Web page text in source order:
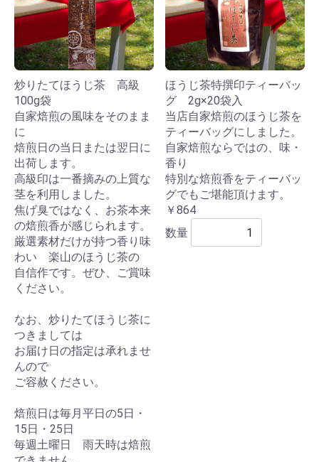
炒りたてほうじ茶 高級
100g袋
自家焙煎の風味をそのまま
に
焙煎日の当日または翌日に
出荷します。
高級印は一番摘みの上質な
茎を利用しました。
焦げ臭ではなく、お茶本来
の焙煎香が感じられます。
厳選素材だけが持つ香り味
わい 楽山のほうじ茶の
自信作です。ぜひ、ご賞味
ください。
なお、炒りたてほうじ茶に
つきましては
お届け日の指定は承れませ
んので
ご容赦ください。
焙煎日は毎月平日の5日・
15日・25日
毎週土曜日 雨天時は焙煎
ほうじ茶特撰印ティーバッ
グ 2g×20袋入
当店自家焙煎のほうじ茶を
ティーバッグにしました。
自家焙煎ならではの、味・
香り
特別な焙煎香をティーバッ
グでもご堪能頂けます。
￥864
数量